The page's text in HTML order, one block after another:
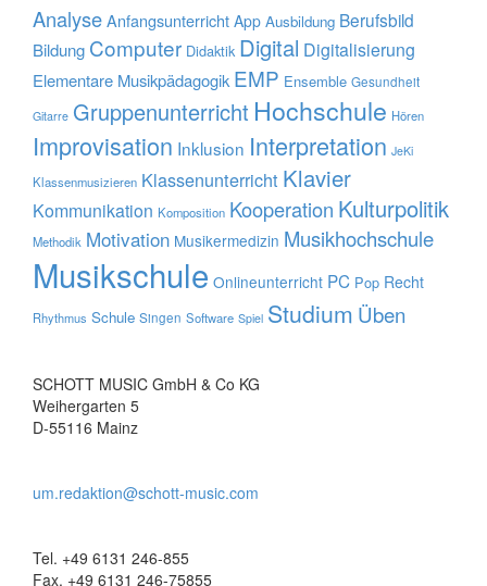
AnalyseAnfangsunterricht App Ausbildung Berufsbild
Bildung Computer Didaktik Digital Digitalisierung
Elementare Musikpädagogik EMP Ensemble Gesundheit
Gitarre Gruppenunterricht Hochschule Hören
Improvisation Inklusion Interpretation JeKi
Klassenmusizieren Klassenunterricht Klavier
Kommunikation Komposition Kooperation Kulturpolitik
Methodik Motivation Musikermedizin Musikhochschule
Musikschule Onlineunterricht PC Pop Recht
Rhythmus Schule Singen Software Spiel Studium Üben
SCHOTT MUSIC GmbH & Co KG
Weihergarten 5
D-55116 Mainz
um.redaktion@schott-music.com
Tel. +49 6131 246-855
Fax. +49 6131 246-75855